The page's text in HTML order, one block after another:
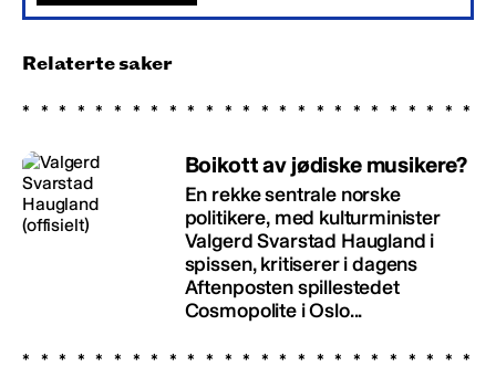
Relaterte saker
Boikott av jødiske musikere?
En rekke sentrale norske
politikere, med kulturminister
Valgerd Svarstad Haugland i
spissen, kritiserer i dagens
Aftenposten spillestedet
Cosmopolite i Oslo...